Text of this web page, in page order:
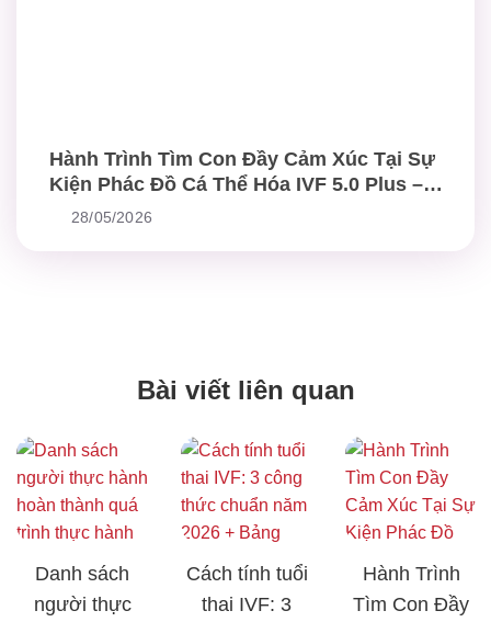
Hành Trình Tìm Con Đầy Cảm Xúc Tại Sự
Kiện Phác Đồ Cá Thể Hóa IVF 5.0 Plus –
Chuẩn Mực Mới Trong Điều Trị Hiếm Muộn
28/05/2026
Bài viết liên quan
Danh sách
người thực
Cách tính tuổi
thai IVF: 3
Hành Trình
Tìm Con Đầy